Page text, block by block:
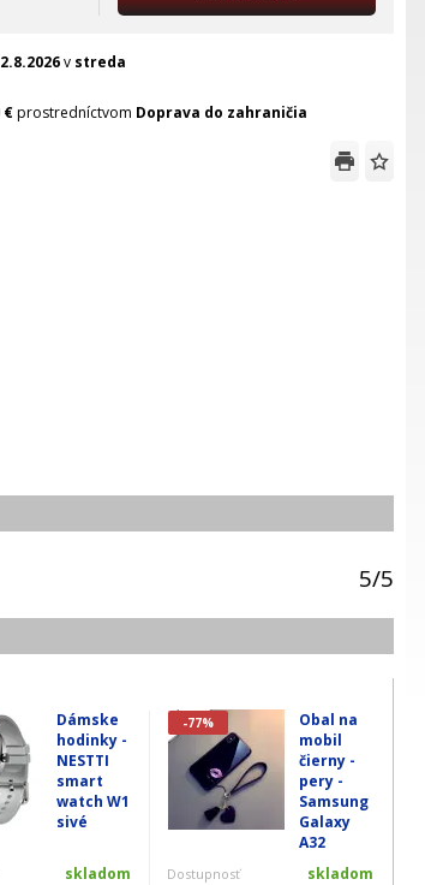
v streda
€prostredníctvom Doprava do zahraničia
5/5
Dámske
hodinky -
NESTTI
smart
watch W1
sivé
skladom
-77%
Obal na
mobil
čierny -
pery -
Samsung
Galaxy
A32
Dostupnosť skladom